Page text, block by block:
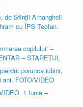
de Sfinţii Arhangheli
cu ÎPS Teofan.
copilului” –
– STAREŢUL
porunca iubirii,
ani. FOTO/VIDEO
1 Iunie –